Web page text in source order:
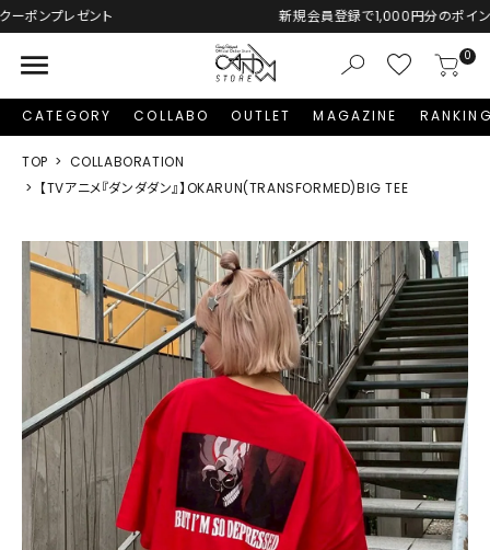
新規会員登録で1,000円分のポイントプレゼント！
menu 0
CATEGORY COLLABO OUTLET MAGAZINE
TOP
COLLABORATION
【TVアニメ『ダンダダン』】OKARUN(TRANSFORMED)BIG TEE